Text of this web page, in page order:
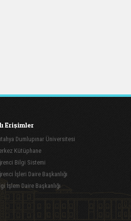
Erişimler
Dumlupınar Üniversitesi
Kütüphane
Bilgi Sistemi
İşleri Daire Başkanlığı
İşlem Daire Başkanlığı